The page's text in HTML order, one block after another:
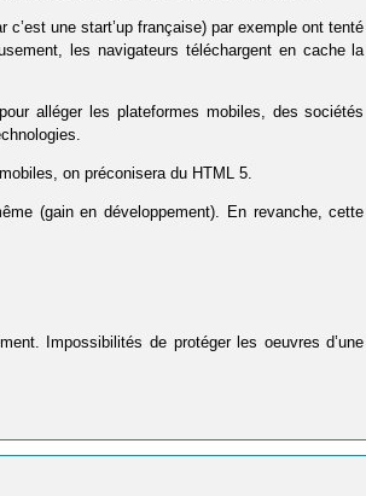
une start’up française) par exemple ont tenté
les navigateurs téléchargent en cache la
alléger les plateformes mobiles, des sociétés
on préconisera du HTML 5.
(gain en développement). En revanche, cette
Impossibilités de protéger les oeuvres d’une